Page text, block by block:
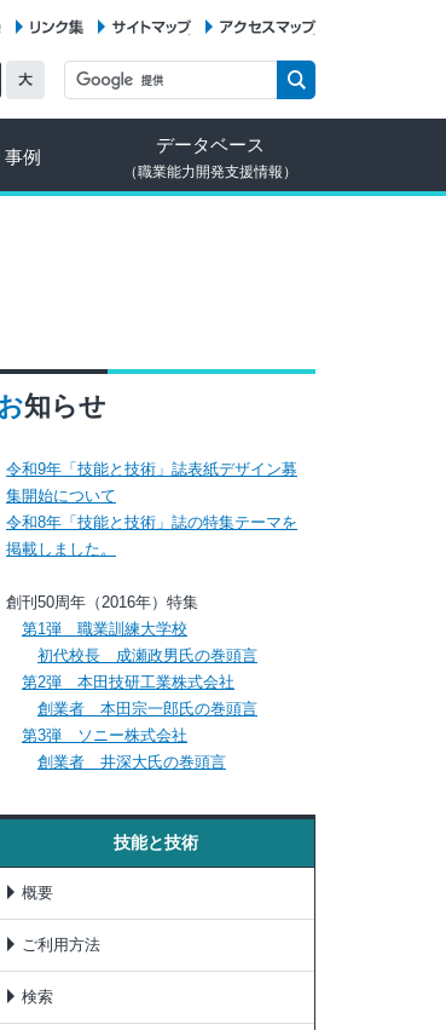
事例
データベース
（職業能力開発支援情報）
お知らせ
令和9年「技能と技術」誌表紙デザイン募
集開始について
令和8年「技能と技術」誌の特集テーマを
掲載しました。
創刊50周年（2016年）特集
第1弾 職業訓練大学校
初代校長 成瀬政男氏の巻頭言
第2弾 本田技研工業株式会社
創業者 本田宗一郎氏の巻頭言
第3弾 ソニー株式会社
創業者 井深大氏の巻頭言
技能と技術
概要
ご利用方法
検索